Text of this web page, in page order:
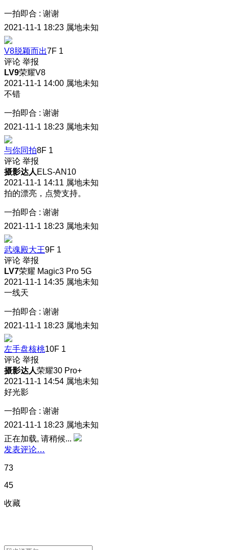
一拍即合 : 谢谢
2021-11-1 18:23 属地未知
V8脱颖而出7F 1
评论 举报
LV9荣耀V8
2021-11-1 14:00 属地未知
不错
一拍即合 : 谢谢
2021-11-1 18:23 属地未知
与你同拍8F 1
评论 举报
摄影达人 ELS-AN10
2021-11-1 14:11 属地未知
拍的漂亮，点赞支持。
一拍即合 : 谢谢
2021-11-1 18:23 属地未知
武魂殿大王9F 1
评论 举报
LV7荣耀 Magic3 Pro 5G
2021-11-1 14:35 属地未知
一线天
一拍即合 : 谢谢
2021-11-1 18:23 属地未知
左手盘核桃10F 1
评论 举报
摄影达人荣耀30 Pro+
2021-11-1 14:54 属地未知
好光影
一拍即合 : 谢谢
2021-11-1 18:23 属地未知
正在加载, 请稍候...
发表评论…
73
45
收藏